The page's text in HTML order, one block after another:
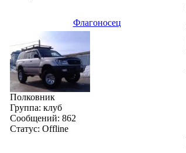
Флагоносец
Полковник
Группа: клуб
Сообщений: 862
Статус: Offline